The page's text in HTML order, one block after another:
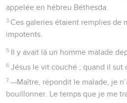
appelée en hébreu Béthesda.
3 Ces galeries étaient remplies de
impotents.
5 Il y avait là un homme malade
6 Jésus le vit couché ; quand il
7 —Maître, répondit le malade, je
bouillonner. Le temps que je me